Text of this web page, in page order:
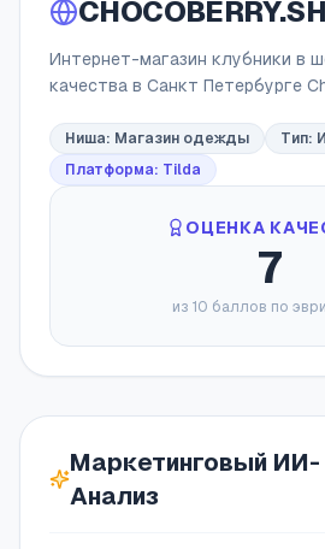
Интернет-магазин клубники в
качества в Санкт Петербурге
Ниша: Магазин одежды Тип:
Платформа: Tilda
ОЦЕНКА
7
из 10 баллов по
Маркетинговый ИИ-
Анализ